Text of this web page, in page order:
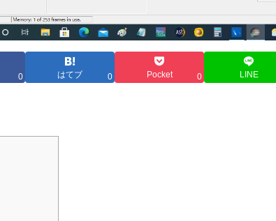
0 はてブ 0 Pocket 0 LINE